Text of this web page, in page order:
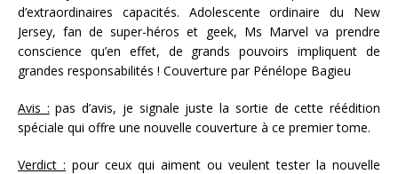
d’extraordinaires capacités. Adolescente ordinaire du New
Jersey, fan de super-héros et geek, Ms Marvel va prendre
conscience qu’en effet, de grands pouvoirs impliquent de
grandes responsabilités ! Couverture par Pénélope Bagieu
Avis : pas d’avis, je signale juste la sortie de cette réédition
spéciale qui offre une nouvelle couverture à ce premier tome.
Verdict : pour ceux qui aiment ou veulent tester la nouvelle